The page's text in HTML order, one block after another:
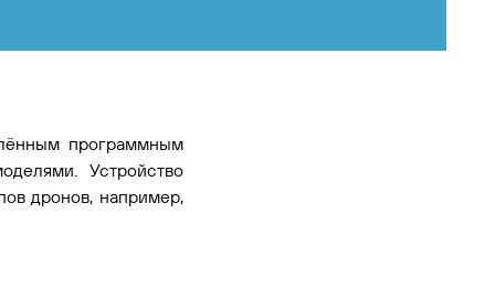
программным
Устройство
дронов, например,